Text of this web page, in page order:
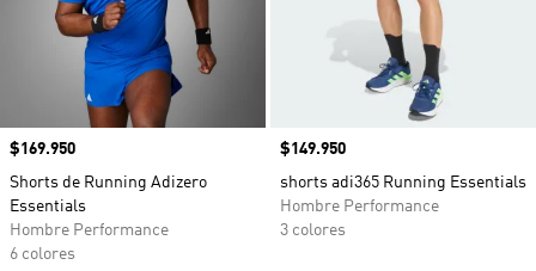
Precio
$169.950
Shorts de Running Adizero
Essentials
Hombre Performance
6 colores
Precio
$149.950
shorts adi365 Running Essentials
Hombre Performance
3 colores